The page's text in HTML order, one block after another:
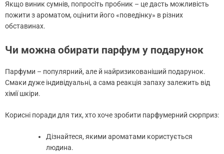
Якщо виник сумнів, попросіть пробник – це дасть можливість
пожити з ароматом, оцінити його «поведінку» в різних
обставинах.
Чи можна обирати парфум у подарунок
Парфуми – популярний, але й найризикованіший подарунок.
Смаки дуже індивідуальні, а сама реакція запаху залежить від
хімії шкіри.
Корисні поради для тих, хто хоче зробити парфумерний сюрприз:
Дізнайтеся, якими ароматами користується
людина.